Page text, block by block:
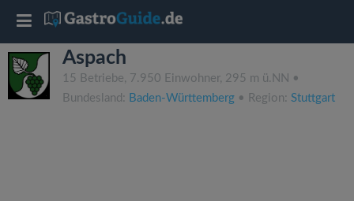
Aspach
15 Betriebe, 7.950 Einwohner, 295 m ü.NN •
Bundesland: Baden-Württemberg • Region: Stuttgart
T
o
g